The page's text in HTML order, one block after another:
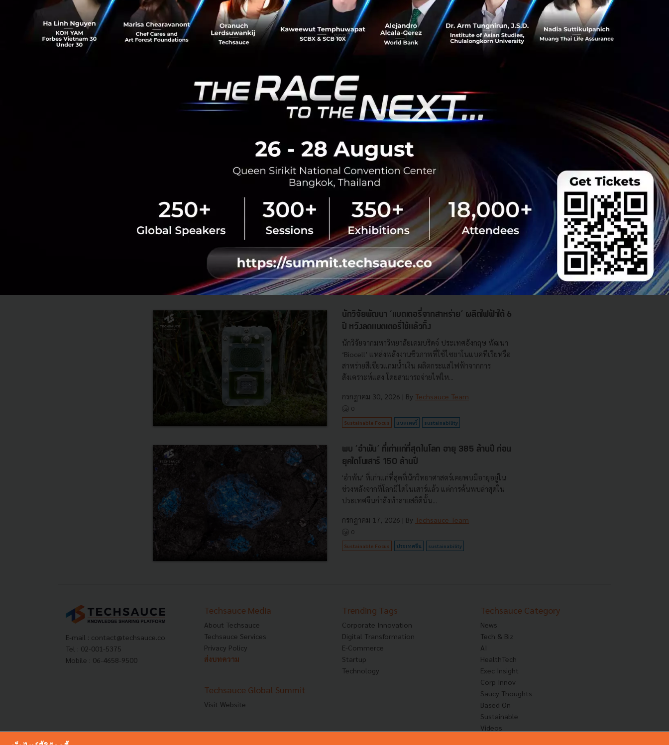
ปัจจุบัน AirAsia มีคำสั่งซื้อเครื่องบิน Airbus A321 จำนวน 361 ลำ เพื่อรองรับการเติบโตของฝูงบิน
และความมต้องการเปลี่ยนเครื่องของสายการบินกลุ่มนี้ คาดว่าภายในปี 2035 การอัปเกรดฝูงบินจะ
ช่วยลดการปล่อยก๊าซคาร์บอนไดออกไซด์ได้ 10% เมื่อเทียบกับปี 2019 ส่วนประสิทธิภาพในการ
ดำเนินงานและการใช้ SAF จะช่วยลดได้อีก 15%
No comment
RELATED ARTICLE
นักวิจัยค้นพบวิธีเปลี่ยนขยะพลาสติก เป็นเชื้อเพลิง
ไฮโดรเจน โดยไม่ต้องคัดแยกประเภท
นักวิจัย UCLA ค้นพบวิธีเปลี่ยนขยะพลาสติกเป็น ‘เชื้อเพลิง
ไฮโดรเจน’ บริสุทธิ์สูง ด้วยเทคโนโลยี ATT โดยไม่ต้องคัด
แยกประเภท ขับเคลื่อน Hydrogen Economy และ
เศรษฐกิจหมุนเวียน...
สิงหาคม 5, 2026| ByTechsauce Team
0
Sustainable Focus Alkaline Thermal Treatment
นักวิจัยพัฒนา ‘แบตเตอรี่จากสาหร่าย’ ผลิตไฟฟ้าได้ 6
ปี หวังลดแบตเตอรี่ใช้แล้วทิ้ง
นักวิจัยจากมหาวิทยาลัยเคมบริดจ์ ประเทศอังกฤษ พัฒนา
‘Biocell’ แหล่งพลังงานชีวภาพที่ใช้ไซยาโนแบคทีเรียหรือ
สาหร่ายสีเขียวแกมน้ำเงิน ผลิตกระแสไฟฟ้าจากการ
สังเคราะห์แสง โดยสามารถจ่ายไฟให...
กรกฎาคม 30, 2026 | By Techsauce Team
0
Sustainable Focus แบตเตอรี่ sustainability
พบ ‘อำพัน’ ที่เก่าแก่ที่สุดในโลก อายุ 385 ล้านปี ก่อน
ยุคไดโนเสาร์ 150 ล้านปี
'อำพัน' ที่เก่าแก่ที่สุดที่นักวิทยาศาสตร์เคยพบมีอายุอยู่ใน
ช่วงหลังจากที่โลกมีไดโนเสาร์แล้ว แต่การค้นพบล่าสุดใน
ประเทศจีนกำลังทำลายสถิตินั้น...
กรกฎาคม 17, 2026 | By Techsauce Team
0
Sustainable Focus ประเทศจีน sustainability
E-mail : contact@techsauce.co
Tel : 02-001-5375
Mobile : 06-4658-9500
Techsauce Media
About Techsauce
Techsauce Services
Privacy Policy
ส่งบทความ
Techsauce Global Summit
Visit Website
Trending Tags
Corporate Innovation
Digital Transformation
E-Commerce
Startup
Technology
Techsauce Category
News
Tech & Biz
AI
HealthTech
Exec Insight
Corp Innov
Saucy Thoughts
Based On
Sustainable
Videos